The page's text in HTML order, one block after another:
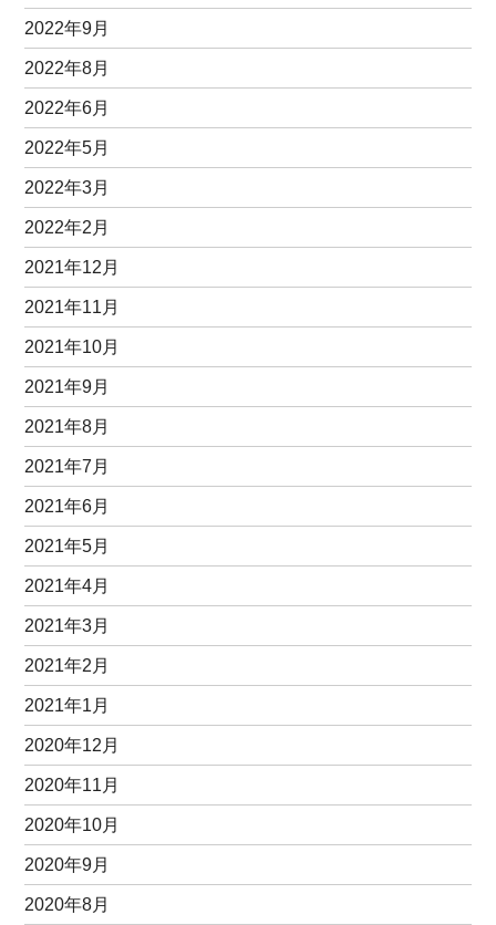
2022年9月
2022年8月
2022年6月
2022年5月
2022年3月
2022年2月
2021年12月
2021年11月
2021年10月
2021年9月
2021年8月
2021年7月
2021年6月
2021年5月
2021年4月
2021年3月
2021年2月
2021年1月
2020年12月
2020年11月
2020年10月
2020年9月
2020年8月